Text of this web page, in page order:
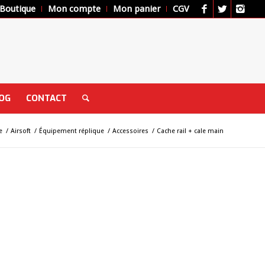
Boutique Mon compte Mon panier CGV
CONTACT
/ Airsoft / Équipement réplique / Accessoires / Cache rail + cale main